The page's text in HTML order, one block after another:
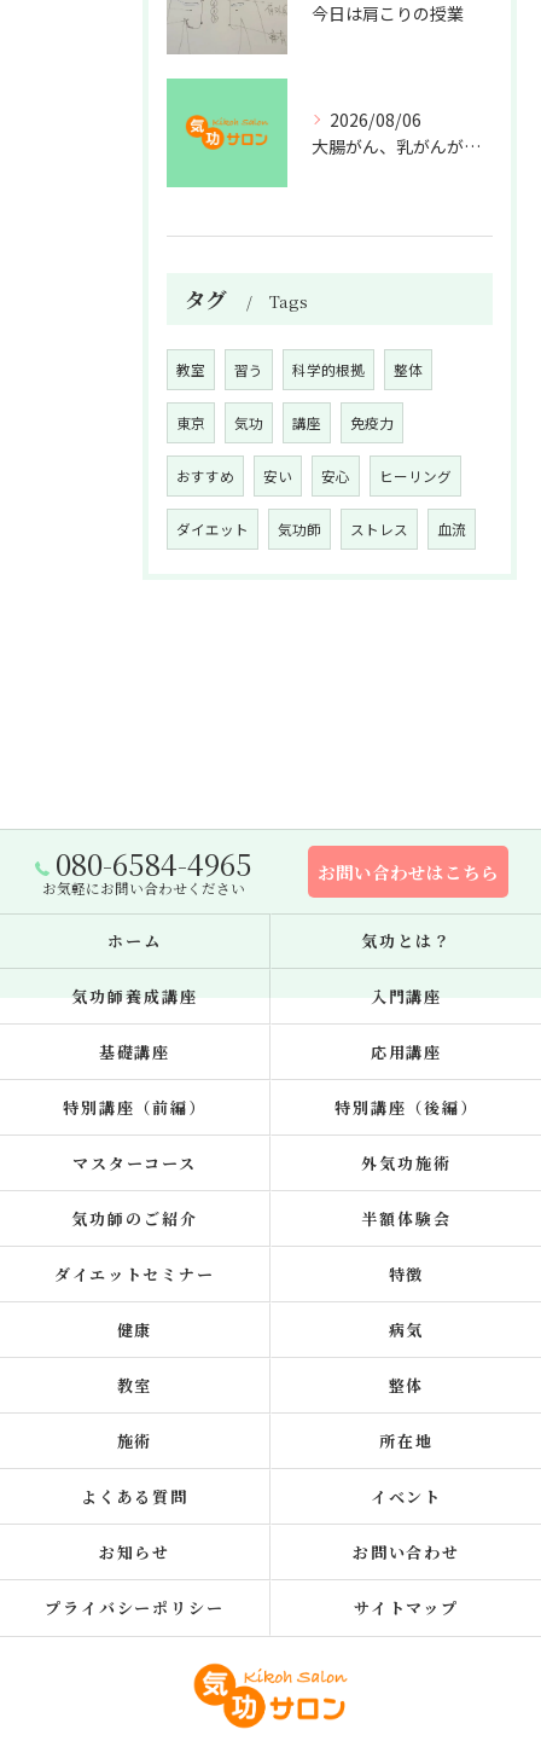
今日は肩こりの授業
2026/08/06
大腸がん、乳がんが増えた理由
タグ Tags
教室 習う 科学的根拠 整体
東京 気功 講座 免疫力
おすすめ 安い 安心 ヒーリング
ダイエット 気功師 ストレス 血流
080-6584-4965
お気軽にお問い合わせください
お問い合わせはこちら
ホーム 気功とは？
気功師養成講座 入門講座
基礎講座 応用講座
特別講座（前編） 特別講座（後編）
マスターコース 外気功施術
気功師のご紹介 半額体験会
ダイエットセミナー 特徴
健康 病気
教室 整体
施術 所在地
よくある質問 イベント
お知らせ お問い合わせ
プライバシーポリシー サイトマップ